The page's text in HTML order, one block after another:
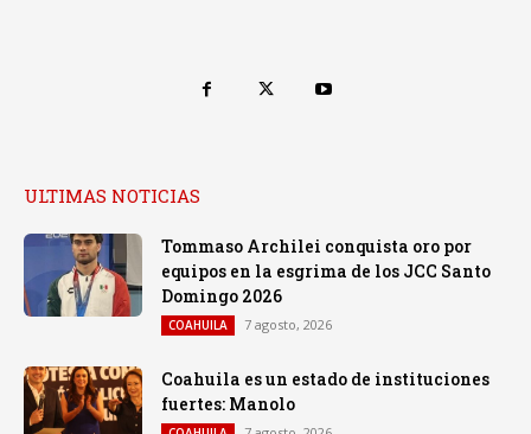
ULTIMAS NOTICIAS
Tommaso Archilei conquista oro por
equipos en la esgrima de los JCC Santo
Domingo 2026
COAHUILA 7 agosto, 2026
Coahuila es un estado de instituciones
fuertes: Manolo